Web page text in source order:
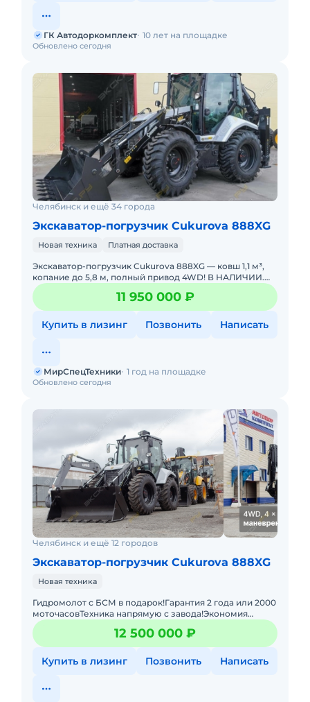
Обновлено сегодня
ГК Автодоркомплект 10 лет на площадке
Челябинск и ещё 34 города
Экскаватор-погрузчик Cukurova 888XG
Новая техника Платная доставка
Экскаватор-погрузчик Cukurova 888XG — ковш 1,1 м³,
копание до 5,8 м, полный привод 4WD! В НАЛИЧИИ.
НОВЫЙ. Можно в ЛИЗИНГ. Цена С НДС.Основные
параме
11 950 000 ₽
Купить в лизинг Позвонить Написать
Обновлено сегодня
МирСпецТехники 1 год на площадке
Челябинск и ещё 12 городов
Экскаватор-погрузчик Cukurova 888XG
Новая техника
Гидромолот с БСМ в подарок!Гарантия 2 года или 2000
моточасовТехника напрямую с завода!Экономия
топлива до 30% ГК “Автодоркомплект” - официальный
и
12 500 000 ₽
Купить в лизинг Позвонить Написать